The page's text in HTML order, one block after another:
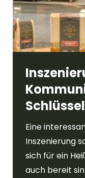
© Service-Bund
Schlüssel
Eine
Inszenierung
sich für ein
auch bereit